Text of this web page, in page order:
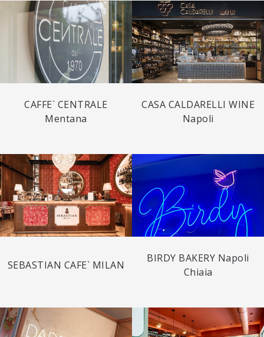
CAFFE` CENTRALE
Mentana
CASA CALDARELLI WINE
Napoli
SEBASTIAN CAFE` MILAN
BIRDY BAKERY Napoli
Chiaia